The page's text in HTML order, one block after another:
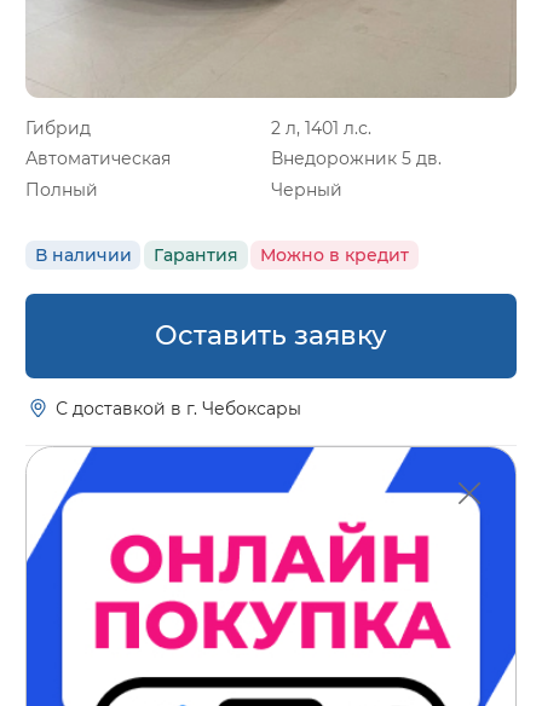
Гибрид
2 л, 1401 л.с.
Автоматическая
Внедорожник 5 дв.
Полный
Черный
В наличии Гарантия Можно в кредит
Оставить заявку
С доставкой в г. Чебоксары